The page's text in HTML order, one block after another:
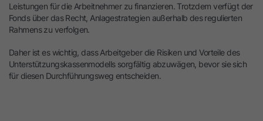
Leistungen für die Arbeitnehmer zu finanzieren. Trotzdem verfügt der
Fonds über das Recht, Anlagestrategien außerhalb des regulierten
Rahmens zu verfolgen.
Daher ist es wichtig, dass Arbeitgeber die Risiken und Vorteile des
Unterstützungskassenmodells sorgfältig abzuwägen, bevor sie sich
für diesen Durchführungsweg entscheiden.